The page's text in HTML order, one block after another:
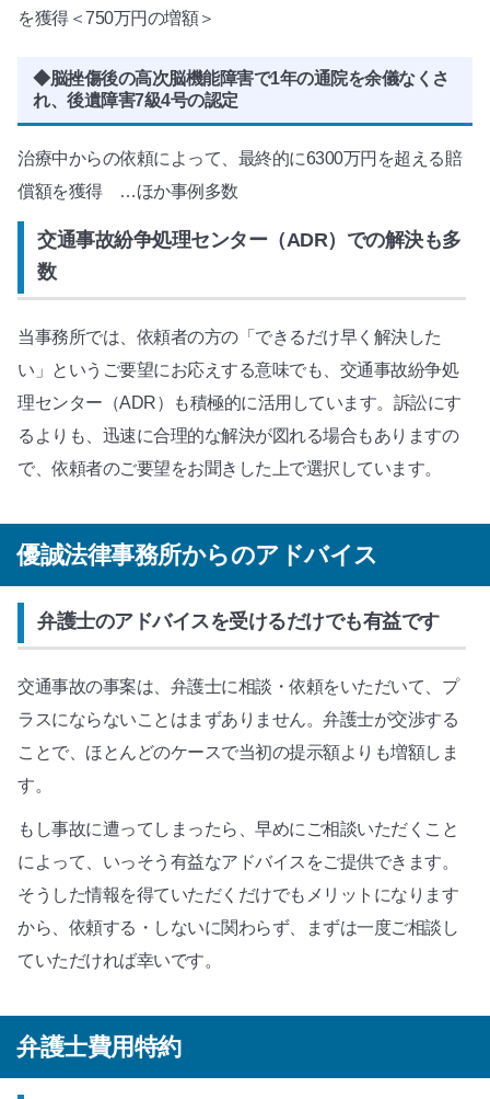
を獲得＜750万円の増額＞
◆脳挫傷後の高次脳機能障害で1年の通院を余儀なくさ
れ、後遺障害7級4号の認定
治療中からの依頼によって、最終的に6300万円を超える賠
償額を獲得 …ほか事例多数
交通事故紛争処理センター（ADR）での解決も多
数
当事務所では、依頼者の方の「できるだけ早く解決した
い」というご要望にお応えする意味でも、交通事故紛争処
理センター（ADR）も積極的に活用しています。訴訟にす
るよりも、迅速に合理的な解決が図れる場合もありますの
で、依頼者のご要望をお聞きした上で選択しています。
優誠法律事務所からのアドバイス
弁護士のアドバイスを受けるだけでも有益です
交通事故の事案は、弁護士に相談・依頼をいただいて、プ
ラスにならないことはまずありません。弁護士が交渉する
ことで、ほとんどのケースで当初の提示額よりも増額しま
す。
もし事故に遭ってしまったら、早めにご相談いただくこと
によって、いっそう有益なアドバイスをご提供できます。
そうした情報を得ていただくだけでもメリットになります
から、依頼する・しないに関わらず、まずは一度ご相談し
ていただければ幸いです。
弁護士費用特約